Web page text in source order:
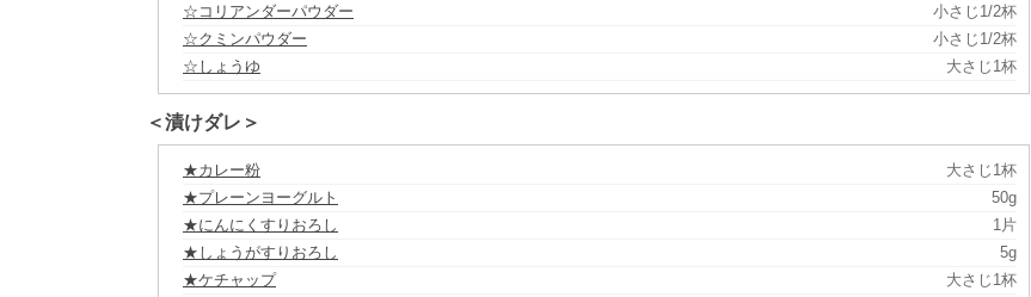
☆コリアンダーパウダー
小さじ1/2杯
☆クミンパウダー
小さじ1/2杯
☆しょうゆ
大さじ1杯
＜漬けダレ＞
★カレー粉
大さじ1杯
★プレーンヨーグルト
50g
★にんにくすりおろし
1片
★しょうがすりおろし
5g
★ケチャップ
大さじ1杯